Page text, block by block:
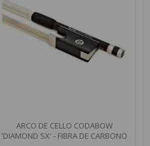
ARCO DE CELLO CODABOW
'DIAMOND SX' - FIBRA DE CARBONO